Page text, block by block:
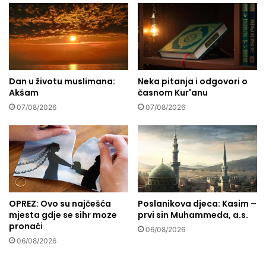
j
e
t
a
R
a
s
u
s
t
u
S
a
r
a
j
e
p
r
č
a
i
o
m
e
k
i
m
a
/
š
e
j
Dan u životu muslimana:
Akšam
07/08/2026
Neka pitanja i odgovori o
časnom Kur'anu
07/08/2026
OPREZ: Ovo su najčešća
mjesta gdje se sihr moze
pronaći
06/08/2026
Poslanikova djeca: Kasim –
prvi sin Muhammeda, a.s.
06/08/2026